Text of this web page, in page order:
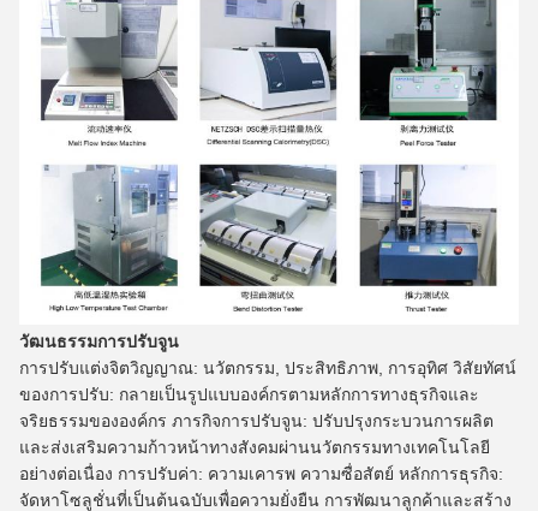
วัฒนธรรมการปรับจูน
การปรับแต่งจิตวิญญาณ: นวัตกรรม, ประสิทธิภาพ, การอุทิศ วิสัยทัศน์
ของการปรับ: กลายเป็นรูปแบบองค์กรตามหลักการทางธุรกิจและ
จริยธรรมขององค์กร ภารกิจการปรับจูน: ปรับปรุงกระบวนการผลิต
และส่งเสริมความก้าวหน้าทางสังคมผ่านนวัตกรรมทางเทคโนโลยี
อย่างต่อเนื่อง การปรับค่า: ความเคารพ ความซื่อสัตย์ หลักการธุรกิจ:
จัดหาโซลูชั่นที่เป็นต้นฉบับเพื่อความยั่งยืน การพัฒนาลูกค้าและสร้าง